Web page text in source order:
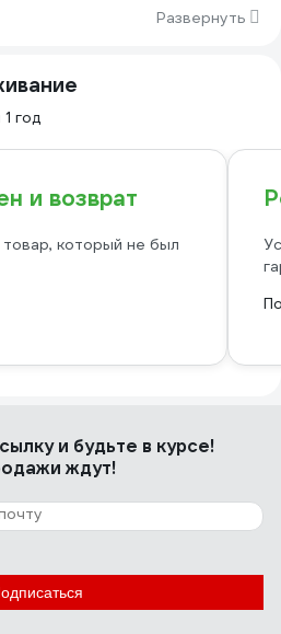
Развернуть
год
и возврат
который не был
и будьте в курсе!
ждут!